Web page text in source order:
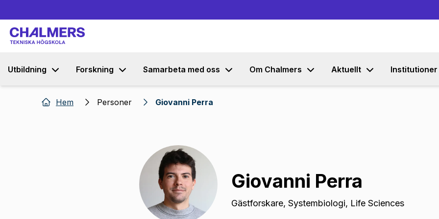
Utbildning Forskning Samarbeta med oss Om Chalmers Aktuellt Institutioner
Hem Personer Giovanni Perra
Giovanni Perra
Gästforskare, Systembiologi, Life Sciences